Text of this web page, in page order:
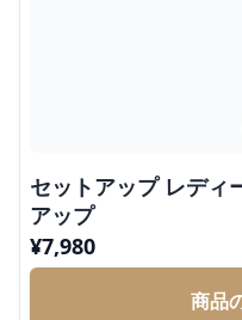
セットアップ レディ
アップ
¥7,980
商品